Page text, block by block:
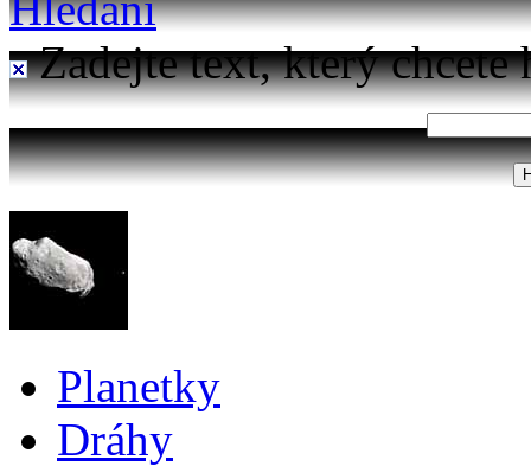
Zadejte text, který chcete
Planetky
Dráhy